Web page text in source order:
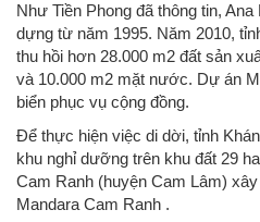
Như Tiền Phong đã thông tin,
dựng từ năm 1995. Năm 2010,
thu hồi hơn 28.000 m2 đất sản
và 10.000 m2 mặt nước. Dự án
biển phục vụ cộng đồng.
Để thực hiện việc di dời, tỉnh
khu nghỉ dưỡng trên khu đất 29
Cam Ranh (huyện Cam Lâm)
Mandara Cam Ranh .